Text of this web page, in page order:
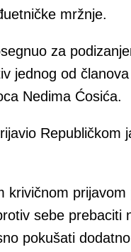
mržnje.
za
jednog od
Nedima Ćosića.
Republičkom
krivičnom prijavom
sebe prebaciti
pokušati